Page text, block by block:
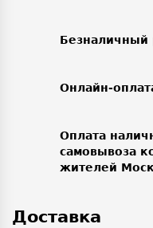
Безналичный
Онлайн-
Оплата
самовывоза
жителей
Доставка